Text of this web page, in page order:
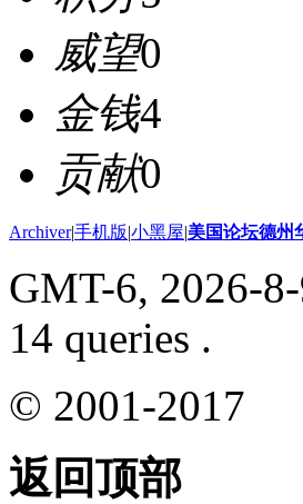
威望0
金钱4
贡献0
Archiver|手机版|小黑屋|美国论坛德州
GMT-6, 2026-
14 queries .
© 2001-2017
返回顶部